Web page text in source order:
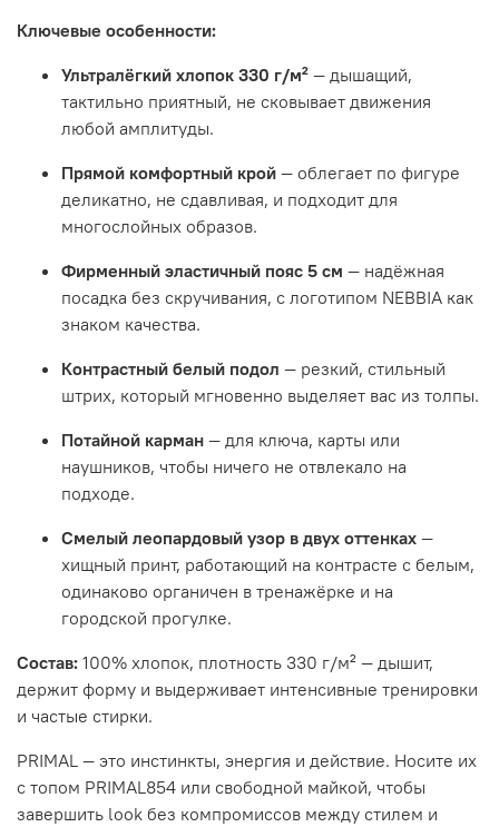
Ключевые особенности:
Ультралёгкий хлопок 330 г/м² — дышащий,
тактильно приятный, не сковывает движения
любой амплитуды.
Прямой комфортный крой — облегает по фигуре
деликатно, не сдавливая, и подходит для
многослойных образов.
Фирменный эластичный пояс 5 см — надёжная
посадка без скручивания, с логотипом NEBBIA как
знаком качества.
Контрастный белый подол — резкий, стильный
штрих, который мгновенно выделяет вас из толпы.
Потайной карман — для ключа, карты или
наушников, чтобы ничего не отвлекало на
подходе.
Смелый леопардовый узор в двух оттенках —
хищный принт, работающий на контрасте с белым,
одинаково органичен в тренажёрке и на
городской прогулке.
Состав: 100% хлопок, плотность 330 г/м² — дышит,
держит форму и выдерживает интенсивные тренировки
и частые стирки.
PRIMAL — это инстинкты, энергия и действие. Носите их
с топом PRIMAL854 или свободной майкой, чтобы
завершить look без компромиссов между стилем и